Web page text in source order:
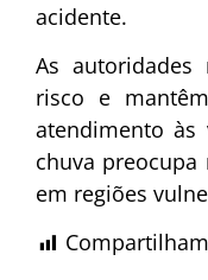
acidente.
As
risco e
atendimento às
chuva
em regiões